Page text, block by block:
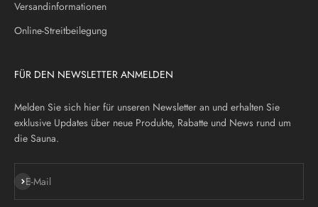
Versandinformationen
Online-Streitbeilegung
FÜR DEN NEWSLETTER ANMELDEN
Melden Sie sich hier für unseren Newsletter an und erhalten Sie
exklusive Updates über neue Produkte, Rabatte und News rund um
die Sauna.
E-Mail
Abonnieren